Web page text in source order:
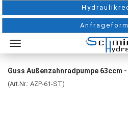
Guss Außenzahnradpumpe 63ccm
(Art.Nr.: AZP-61-ST)